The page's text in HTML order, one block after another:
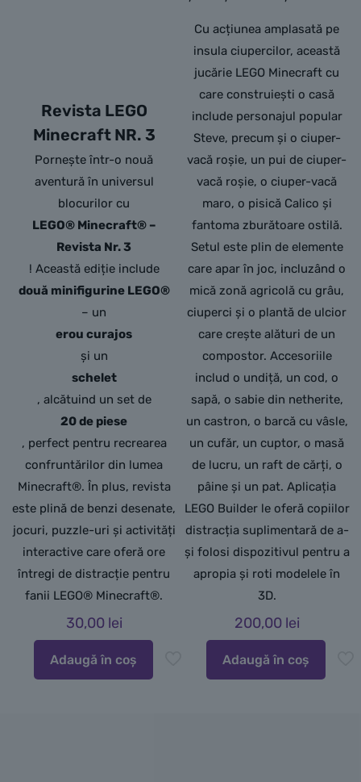
Revista LEGO
Minecraft NR. 3
Pornește într-o nouă
aventură în universul
blocurilor cu
LEGO® Minecraft® –
Revista Nr. 3
! Această ediție include
două minifigurine LEGO®
– un
erou curajos
și un
schelet
, alcătuind un set de
20 de piese
, perfect pentru recrearea
confruntărilor din lumea
Minecraft®. În plus, revista
este plină de benzi desenate,
jocuri, puzzle-uri și activități
interactive care oferă ore
întregi de distracție pentru
fanii LEGO® Minecraft®.
30,00 lei
Adaugă în coș
Cu acțiunea amplasată pe
insula ciupercilor, această
jucărie LEGO Minecraft cu
care construiești o casă
include personajul popular
Steve, precum și o ciuper-
vacă roșie, un pui de ciuper-
vacă roșie, o ciuper-vacă
maro, o pisică Calico și
fantoma zburătoare ostilă.
Setul este plin de elemente
care apar în joc, incluzând o
mică zonă agricolă cu grâu,
ciuperci și o plantă de ulcior
care crește alături de un
compostor. Accesoriile
includ o undiță, un cod, o
sapă, o sabie din netherite,
un castron, o barcă cu vâsle,
un cufăr, un cuptor, o masă
de lucru, un raft de cărți, o
pâine și un pat. Aplicația
LEGO Builder le oferă copiilor
distracția suplimentară de a-
și folosi dispozitivul pentru a
apropia și roti modelele în
3D.
200,00 lei
Adaugă în coș